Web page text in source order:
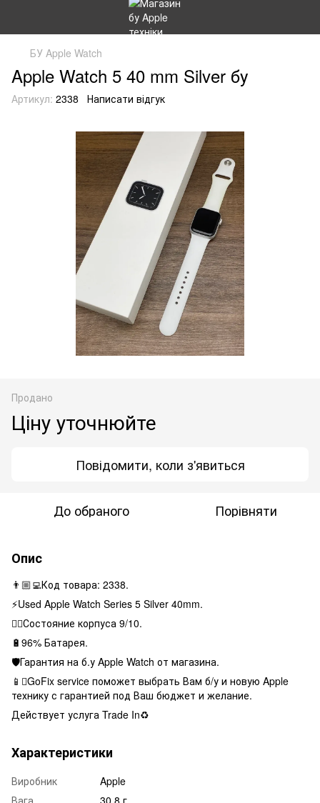
БУ Apple Watch
Apple Watch 5 40 mm Silver бу
Артикул: 2338 Написати відгук
Продано
Ціну уточнюйте
Повідомити, коли з'явиться
До обраного Порівняти
Опис
👨🏼‍💻Код товара: 2338.
⚡️Used Apple Watch Series 5 Silver 40mm.
👌🏻Состояние корпуса 9/10.
🔋96% Батарея.
🛡Гарантия на б.у Apple Watch от магазина.
📱GoFix service поможет выбрать Вам б/у и новую Apple
технику с гарантией под Ваш бюджет и желание.
Действует услуга Trade In♻️
Характеристики
Виробник
Apple
Вага
30,8 г